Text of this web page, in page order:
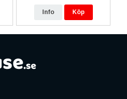
Info Köp